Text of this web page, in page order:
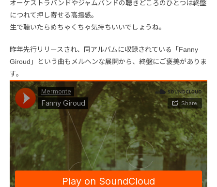
オーケストラバンドやジャムバンドの聴きどころのひとつは終盤
につれて押し寄せる高揚感。
生で聴いたらめちゃくちゃ気持ちいいでしょうね。
昨年先行リリースされ、同アルバムに収録されている「Fanny
Giroud」という曲もメルヘンな展開から、終盤にご褒美がありま
す。